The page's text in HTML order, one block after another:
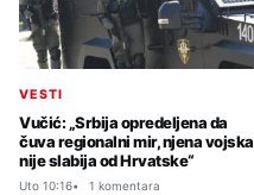
VESTI
Vučić: „Srbija opredeljena da
čuva regionalni mir, njena vojska
nije slabija od Hrvatske“
Uto 10:16 1 komentara